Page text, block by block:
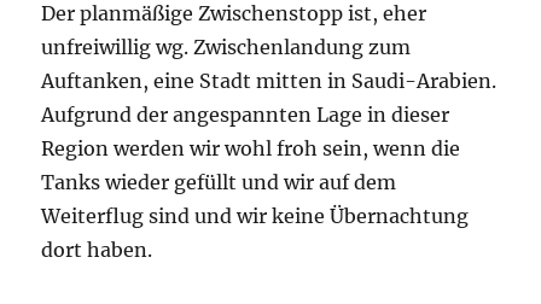
Der planmäßige Zwischenstopp ist, eher
unfreiwillig wg. Zwischenlandung zum
Auftanken, eine Stadt mitten in Saudi-Arabien.
Aufgrund der angespannten Lage in dieser
Region werden wir wohl froh sein, wenn die
Tanks wieder gefüllt und wir auf dem
Weiterflug sind und wir keine Übernachtung
dort haben.